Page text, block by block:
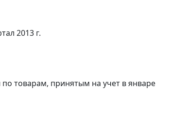
2013 г.
по товарам, принятым на учет в январе